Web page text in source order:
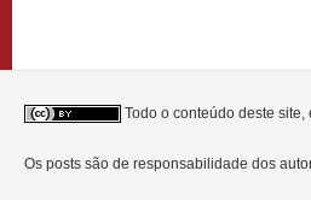
Todo o conteúdo deste
Os posts são de responsabilidade dos